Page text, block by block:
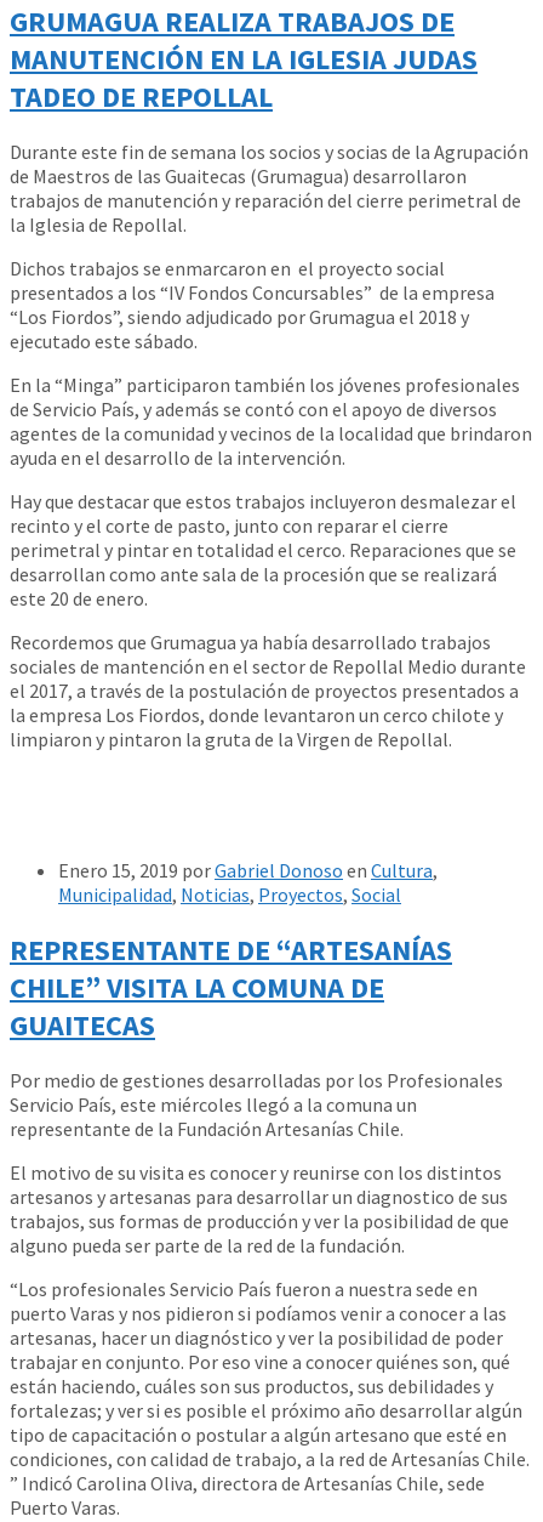
GRUMAGUA REALIZA TRABAJOS DE
MANUTENCIÓN EN LA IGLESIA JUDAS
TADEO DE REPOLLAL
Durante este fin de semana los socios y socias de la Agrupación
de Maestros de las Guaitecas (Grumagua) desarrollaron
trabajos de manutención y reparación del cierre perimetral de
la Iglesia de Repollal.
Dichos trabajos se enmarcaron en el proyecto social
presentados a los “IV Fondos Concursables” de la empresa
“Los Fiordos”, siendo adjudicado por Grumagua el 2018 y
ejecutado este sábado.
En la “Minga” participaron también los jóvenes profesionales
de Servicio País, y además se contó con el apoyo de diversos
agentes de la comunidad y vecinos de la localidad que brindaron
ayuda en el desarrollo de la intervención.
Hay que destacar que estos trabajos incluyeron desmalezar el
recinto y el corte de pasto, junto con reparar el cierre
perimetral y pintar en totalidad el cerco. Reparaciones que se
desarrollan como ante sala de la procesión que se realizará
este 20 de enero.
Recordemos que Grumagua ya había desarrollado trabajos
sociales de mantención en el sector de Repollal Medio durante
el 2017, a través de la postulación de proyectos presentados a
la empresa Los Fiordos, donde levantaron un cerco chilote y
limpiaron y pintaron la gruta de la Virgen de Repollal.
Enero 15, 2019 porGabriel Donoso en Cultura,
Municipalidad, Noticias, Proyectos, Social
REPRESENTANTE DE “ARTESANÍAS
CHILE” VISITA LA COMUNA DE
GUAITECAS
Por medio de gestiones desarrolladas por los Profesionales
Servicio País, este miércoles llegó a la comuna un
representante de la Fundación Artesanías Chile.
El motivo de su visita es conocer y reunirse con los distintos
artesanos y artesanas para desarrollar un diagnostico de sus
trabajos, sus formas de producción y ver la posibilidad de que
alguno pueda ser parte de la red de la fundación.
“Los profesionales Servicio País fueron a nuestra sede en
puerto Varas y nos pidieron si podíamos venir a conocer a las
artesanas, hacer un diagnóstico y ver la posibilidad de poder
trabajar en conjunto. Por eso vine a conocer quiénes son, qué
están haciendo, cuáles son sus productos, sus debilidades y
fortalezas; y ver si es posible el próximo año desarrollar algún
tipo de capacitación o postular a algún artesano que esté en
condiciones, con calidad de trabajo, a la red de Artesanías Chile.
” Indicó Carolina Oliva, directora de Artesanías Chile, sede
Puerto Varas.